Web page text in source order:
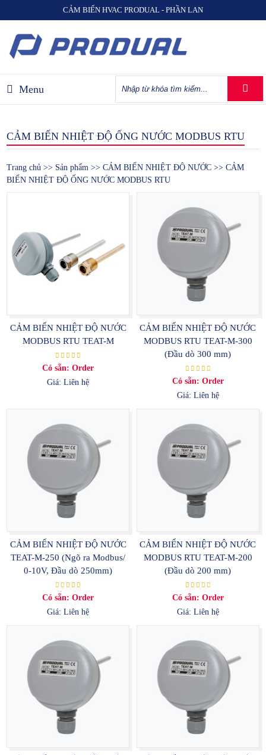
CẢM BIẾN HVAC PRODUAL - PHẦN LAN
Menu
CẢM BIẾN NHIỆT ĐỘ ỐNG NƯỚC MODBUS RTU
Trang chủ >> Sản phẩm >>CẢM BIẾN NHIỆT ĐỘ NƯỚC >> CẢM
BIẾN NHIỆT ĐỘ ỐNG NƯỚC MODBUS RTU
CẢM BIẾN NHIỆT ĐỘ NƯỚC
MODBUS RTU TEAT-M
Có sẵn: Order
Giá: Liên hệ
CẢM BIẾN NHIỆT ĐỘ NƯỚC
MODBUS RTU TEAT-M-300
(Đầu dò 300 mm)
Có sẵn: Order
Giá: Liên hệ
CẢM BIẾN NHIỆT ĐỘ NƯỚC
TEAT-M-250 (Ngõ ra Modbus/
0-10V, Đầu dò 250mm)
Có sẵn: Order
Giá: Liên hệ
CẢM BIẾN NHIỆT ĐỘ NƯỚC
MODBUS RTU TEAT-M-200
(Đầu dò 200 mm)
Có sẵn: Order
Giá: Liên hệ